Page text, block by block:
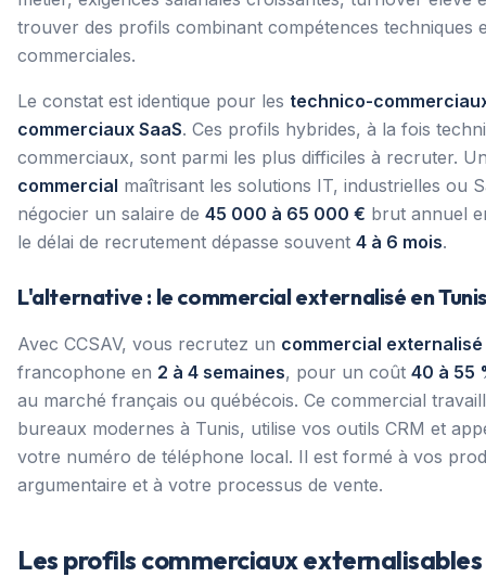
trouver des profils combinant compétences techniques
commerciales.
Le constat est identique pour les technico-
commerciaux SaaS. Ces profils hybrides, à la fois
commerciaux, sont parmi les plus difficiles à recruter.
commercial maîtrisant les solutions IT, industrielles ou
négocier un salaire de 45 000 à 65 000 € brut annuel
le délai de recrutement dépasse souvent 4 à 6 mois.
L'alternative : le commercial externalisé en
Avec CCSAV, vous recrutez un commercial externalisé
francophone en 2 à 4 semaines, pour un coût 40 à 55
au marché français ou québécois. Ce commercial
bureaux modernes à Tunis, utilise vos outils CRM et
votre numéro de téléphone local. Il est formé à vos
argumentaire et à votre processus de vente.
Les profils commerciaux externalisables